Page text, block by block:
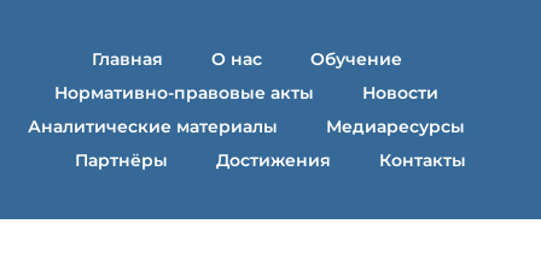
Главная О нас
Обучение
Нормативно-правовые акты
Новости
Аналитические материалы
Медиаресурсы
Партнёры
Достижения Контакты